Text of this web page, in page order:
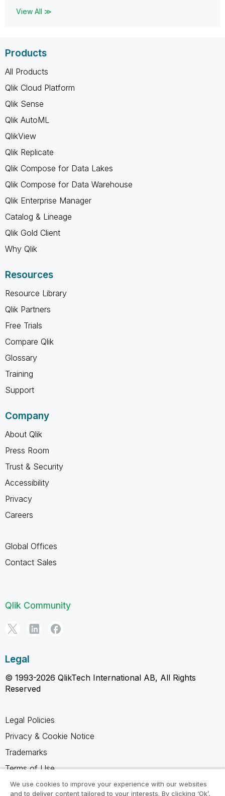
View All ≫
Products
All Products
Qlik Cloud Platform
Qlik Sense
Qlik AutoML
QlikView
Qlik Replicate
Qlik Compose for Data Lakes
Qlik Compose for Data Warehouse
Qlik Enterprise Manager
Catalog & Lineage
Qlik Gold Client
Why Qlik
Resources
Resource Library
Qlik Partners
Free Trials
Compare Qlik
Glossary
Training
Support
Company
About Qlik
Press Room
Trust & Security
Accessibility
Privacy
Careers
Global Offices
Contact Sales
Qlik Community
Legal
© 1993-2026 QlikTech International AB, All Rights
Reserved
Legal Policies
Privacy & Cookie Notice
Trademarks
Terms of Use
Legal Agreements
We use cookies to improve your experience with our websites
and to deliver content tailored to your interests. By clicking ‘Ok’,